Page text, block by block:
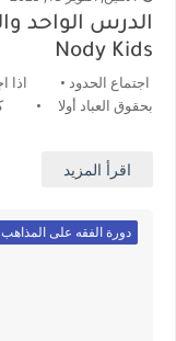
الدرس الواحد
Nody Kids
اجتماع الحدود • اذا
بحقوق العباد أولا •
اقرأ المزيد
دورة الفقه على المذاهب